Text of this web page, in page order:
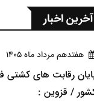
آخرین اخبار
هفتدهم مرداد ماه 1405
رقابت های کشتی
/ قزوین :